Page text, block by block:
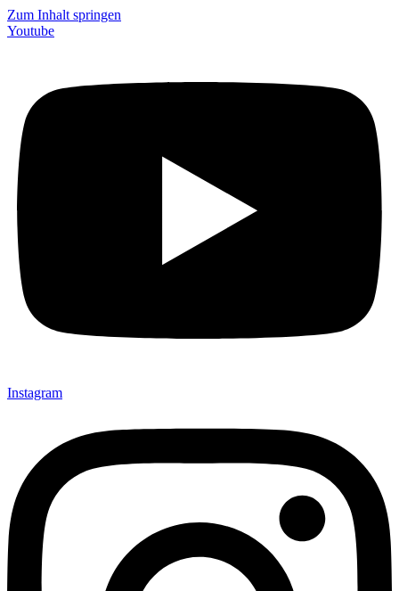
Zum Inhalt springen
Youtube
Instagram